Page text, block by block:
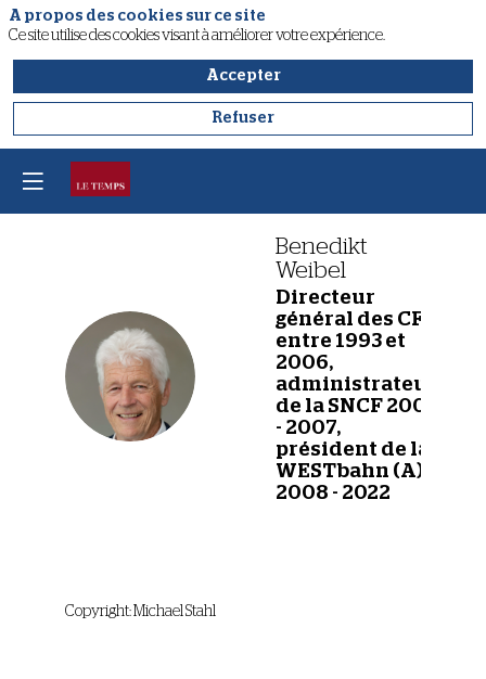
BW
Benedikt
Weibel
Directeur
général des CFF
entre 1993 et
2006,
administrateur
de la SNCF 2003
- 2007,
président de la
WESTbahn (A)
2008 - 2022
Copyright: Michael Stahl
A propos des cookies sur ce site
Ce site utilise des cookies visant à améliorer votre expérience.
Accepter
Refuser